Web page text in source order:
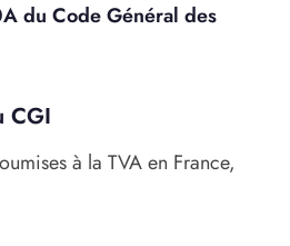
du Code Général des
CGI
à la TVA en France,